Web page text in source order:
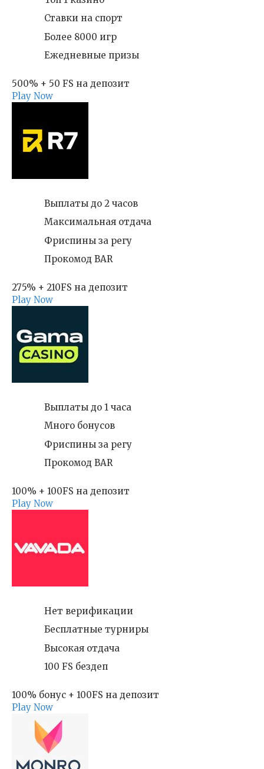
Ставки на спорт
Более 8000 игр
Ежедневные призы
500% + 50 FS на депозит
Play Now
Выплаты до 2 часов
Максимальная отдача
Фриспины за регу
Прокомод BAR
275% + 210FS на депозит
Play Now
Выплаты до 1 часа
Много бонусов
Фриспины за регу
Прокомод BAR
100% + 100FS на депозит
Play Now
Нет верификации
Бесплатные турниры
Высокая отдача
100 FS бездеп
100% бонус + 100FS на депозит
Play Now